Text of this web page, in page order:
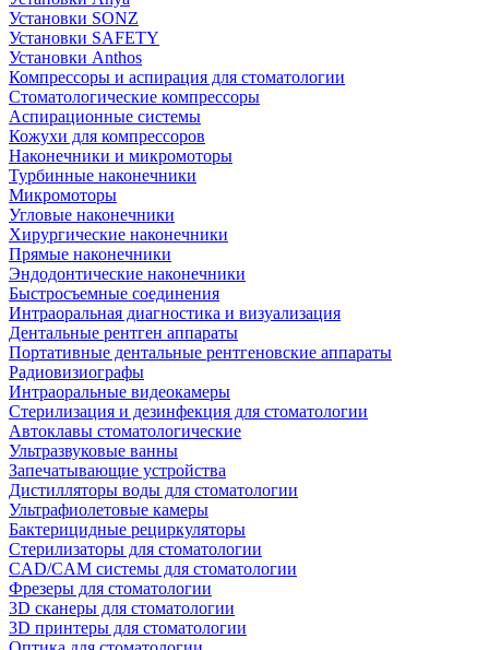
Установки SONZ
Установки SAFETY
Установки Anthos
Компрессоры и аспирация для стоматологии
Стоматологические компрессоры
Аспирационные системы
Кожухи для компрессоров
Наконечники и микромоторы
Турбинные наконечники
Микромоторы
Угловые наконечники
Хирургические наконечники
Прямые наконечники
Эндодонтические наконечники
Быстросъемные соединения
Интраоральная диагностика и визуализация
Дентальные рентген аппараты
Портативные дентальные рентгеновские аппараты
Радиовизиографы
Интраоральные видеокамеры
Стерилизация и дезинфекция для стоматологии
Автоклавы стоматологические
Ультразвуковые ванны
Запечатывающие устройства
Дистилляторы воды для стоматологии
Ультрафиолетовые камеры
Бактерицидные рециркуляторы
Стерилизаторы для стоматологии
CAD/CAM системы для стоматологии
Фрезеры для стоматологии
3D cканеры для стоматологии
3D принтеры для стоматологии